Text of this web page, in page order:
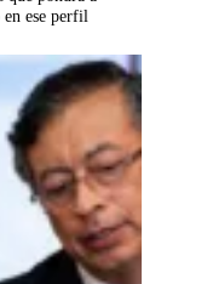
en ese perfil